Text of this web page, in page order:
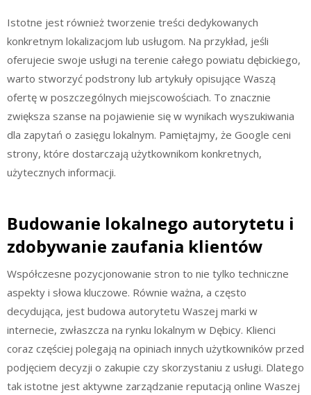
Istotne jest również tworzenie treści dedykowanych
konkretnym lokalizacjom lub usługom. Na przykład, jeśli
oferujecie swoje usługi na terenie całego powiatu dębickiego,
warto stworzyć podstrony lub artykuły opisujące Waszą
ofertę w poszczególnych miejscowościach. To znacznie
zwiększa szanse na pojawienie się w wynikach wyszukiwania
dla zapytań o zasięgu lokalnym. Pamiętajmy, że Google ceni
strony, które dostarczają użytkownikom konkretnych,
użytecznych informacji.
Budowanie lokalnego autorytetu i
zdobywanie zaufania klientów
Współczesne pozycjonowanie stron to nie tylko techniczne
aspekty i słowa kluczowe. Równie ważna, a często
decydująca, jest budowa autorytetu Waszej marki w
internecie, zwłaszcza na rynku lokalnym w Dębicy. Klienci
coraz częściej polegają na opiniach innych użytkowników przed
podjęciem decyzji o zakupie czy skorzystaniu z usługi. Dlatego
tak istotne jest aktywne zarządzanie reputacją online Waszej